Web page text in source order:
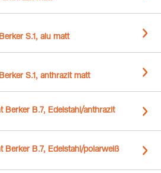
S.1, alu matt
S.1, anthrazit matt
Berker B.7, Edelstahl/anthrazit
Berker B.7, Edelstahl/polarweiß